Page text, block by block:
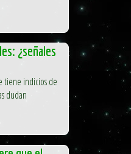
¿señales
tiene indicios de
dudan